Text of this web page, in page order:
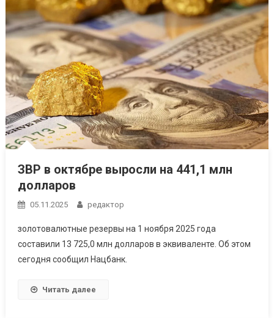
ЗВР в октябре выросли на 441,1 млн
долларов
05.11.2025 редактор
золотовалютные резервы на 1 ноября 2025 года
составили 13 725,0 млн долларов в эквиваленте. Об этом
сегодня сообщил Нацбанк.
Читать далее